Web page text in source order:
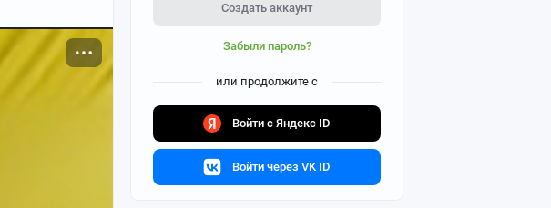
Создать аккаунт
Забыли пароль?
или продолжите с
Войти с Яндекс ID
Войти через VK ID